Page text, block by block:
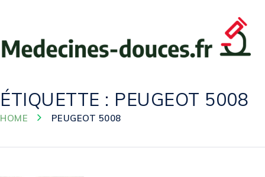
ÉTIQUETTE : PEUGEOT 5008
HOME PEUGEOT 5008